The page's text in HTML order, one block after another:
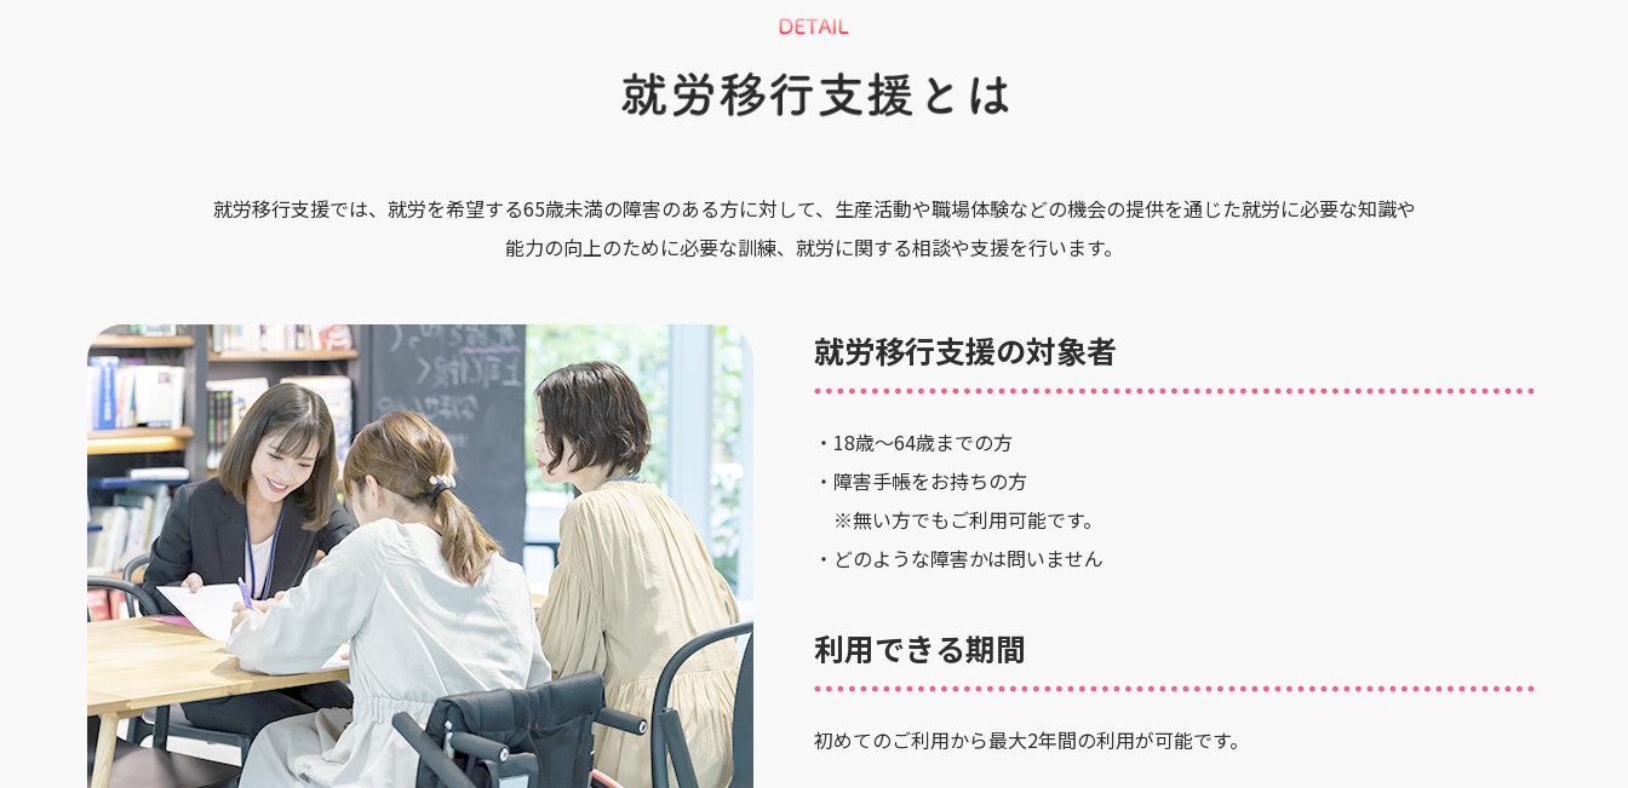
就労移行支援では、就労を希望する65歳未満の障害のある方に対して、生産活動や職場体験などの機会の提供を通じた就労に必要な知識や
能力の向上のために必要な訓練、就労に関する相談や支援を行います。
就労移行支援の対象者
・18歳～64歳までの方
・障害手帳をお持ちの方
※無い方でもご利用可能です。
・どのような障害かは問いません
利用できる期間
初めてのご利用から最大2年間の利用が可能です。